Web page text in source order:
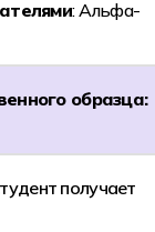
: Альфа-
образца:
получает